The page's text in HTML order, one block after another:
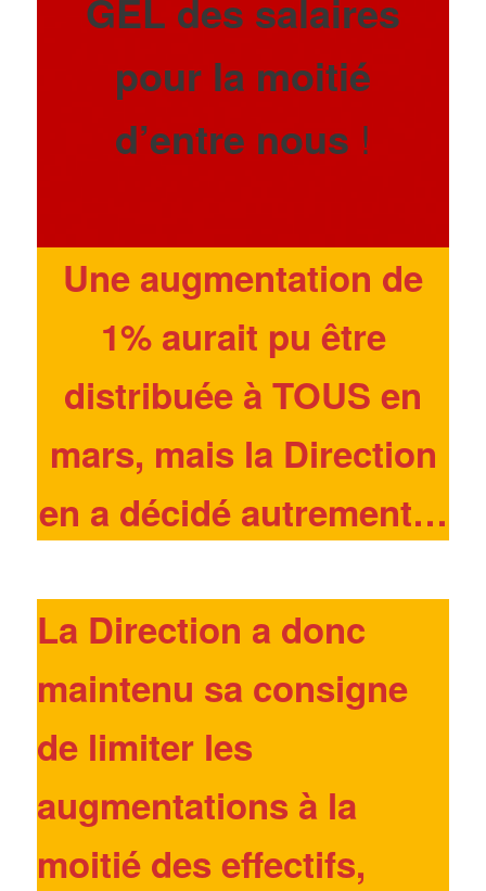
GEL des salaires
pour la moitié
d’entre nous !
Une augmentation de
1% aurait pu être
distribuée à TOUS en
mars, mais la Direction
en a décidé autrement…
La Direction a donc
maintenu sa consigne
de limiter les
augmentations à la
moitié des effectifs,